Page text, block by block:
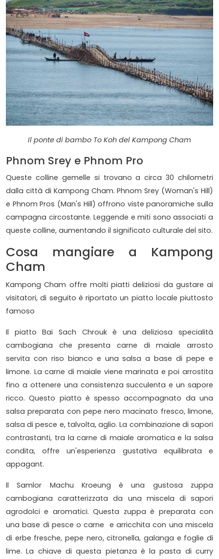
Il ponte di bambo To Koh del Kampong Cham
Phnom Srey e Phnom Pro
Queste colline gemelle si trovano a circa 30 chilometri
dalla città di Kampong Cham. Phnom Srey (Woman's Hill)
e Phnom Pros (Man's Hill) offrono viste panoramiche sulla
campagna circostante. Leggende e miti sono associati a
queste colline, aumentando il significato culturale del sito.
Cosa mangiare a Kampong
Cham
Kampong Cham offre molti piatti deliziosi da gustare ai
visitatori, di seguito è riportato un piatto locale piuttosto
famoso
Il piatto Bai Sach Chrouk è una deliziosa specialità
cambogiana che presenta carne di maiale arrosto
servita con riso bianco e una salsa a base di pepe e
limone. La carne di maiale viene marinata e poi arrostita
fino a ottenere una consistenza succulenta e un sapore
ricco. Questo piatto è spesso accompagnato da una
salsa preparata con pepe nero macinato fresco, limone,
salsa di pesce e, talvolta, aglio. La combinazione di sapori
contrastanti, tra la carne di maiale aromatica e la salsa
condita, offre un'esperienza gustativa equilibrata e
appagant.
Il Samlor Machu Kroeung è una gustosa zuppa
cambogiana caratterizzata da una miscela di sapori
agrodolci e aromatici. Questa zuppa è preparata con
una base di pesce o carne e arricchita con una miscela
di erbe fresche, pepe nero, citronella, galanga e foglie di
lime. La chiave di questa pietanza è la pasta di curry